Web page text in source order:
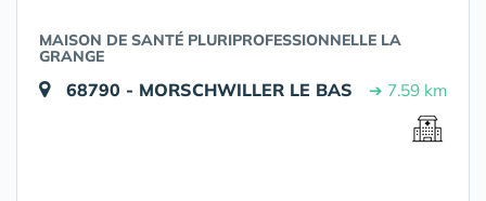
MAISON DE SANTÉ PLURIPROFESSIONNELLE LA
GRANGE
68790 - MORSCHWILLER LE BAS ➔ 7.59 km